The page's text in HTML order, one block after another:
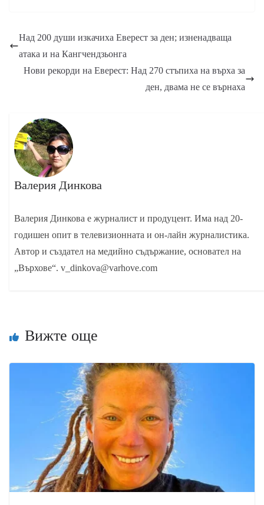
Над 200 души изкачиха Еверест за ден; изненадваща
атака и на Кангчендзьонга
Нови рекорди на Еверест: Над 270 стъпиха на върха за
ден, двама не се върнаха
Валерия Динкова
Валерия Динкова е журналист и продуцент. Има над 20-
годишен опит в телевизионната и он-лайн журналистика.
Автор и създател на медийно съдържание, основател на
„Върхове“. v_dinkova@varhove.com
Вижте още